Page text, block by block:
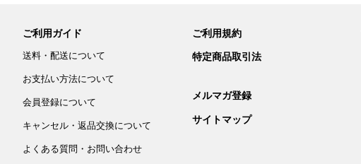
ご利用ガイド
送料・配送について
お支払い方法について
会員登録について
キャンセル・返品交換について
よくある質問・お問い合わせ
ご利用規約
特定商品取引法
メルマガ登録
サイトマップ